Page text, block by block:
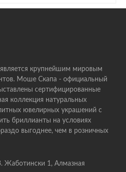
крупнейшим мировым
Моше Скапа - официальный
сертифицированные
коллекция натуральных
ювелирных украшений с
бриллианты на условиях
выгоднее, чем в розничных
Жаботински 1, Алмазная